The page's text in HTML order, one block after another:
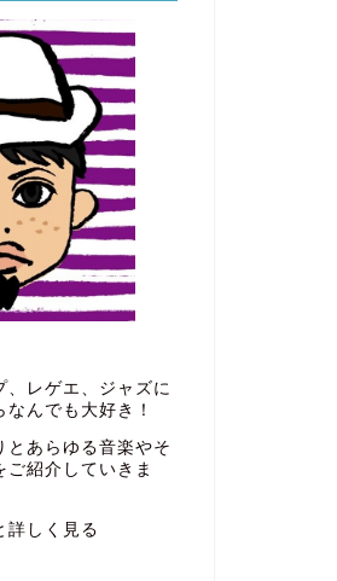
、レゲエ、ジャズに
んでも大好き！
とあらゆる音楽やそ
紹介していきま
詳しく見る